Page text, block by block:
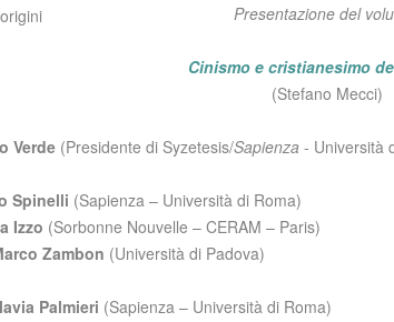
Presentazione del
Cinismo e cristianesimo
(Stefano Mecci)
Verde (Presidente di Syzetesis/Sapienza - Università
Spinelli (Sapienza – Università di Roma)
Izzo (Sorbonne Nouvelle – CERAM – Paris)
Zambon (Università di Padova)
Palmieri (Sapienza – Università di Roma)